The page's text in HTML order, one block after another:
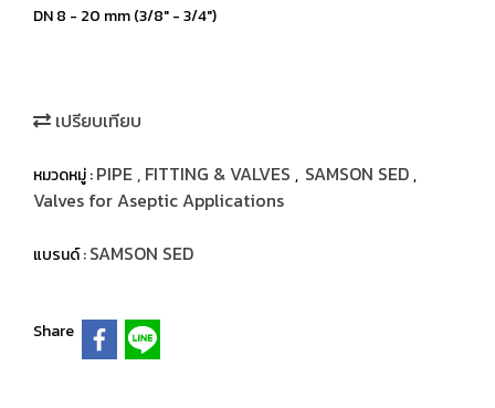
DN 8 - 20 mm (3/8" - 3/4")
เปรียบเทียบ
หมวดหมู่ :PIPE , FITTING & VALVES , SAMSON SED,
Valves for Aseptic Applications
แบรนด์ :SAMSON SED
Share